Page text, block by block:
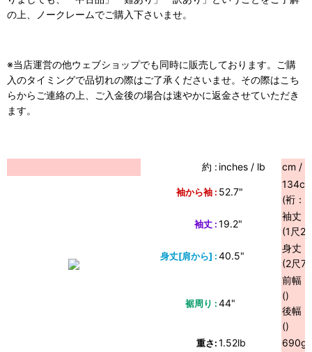
の上、ノークレームでご購入下さいませ。
※当店運営の他ウェブショップでも同時に販売しております。ご購
入のタイミングで品切れの際はご了承くださいませ。その際はこち
らからご連絡の上、ご入金後の場合は速やかに返金させていただき
ます。
約 : inches / lb cm / g
袖から袖 : 52.7"
(裄：
袖丈 :19.2"
袖丈
(1尺2
身丈[肩から] :40.5"
身丈
(2尺7
裾周り :44"
前幅
()
後幅
()
重さ:1.52lb 690g